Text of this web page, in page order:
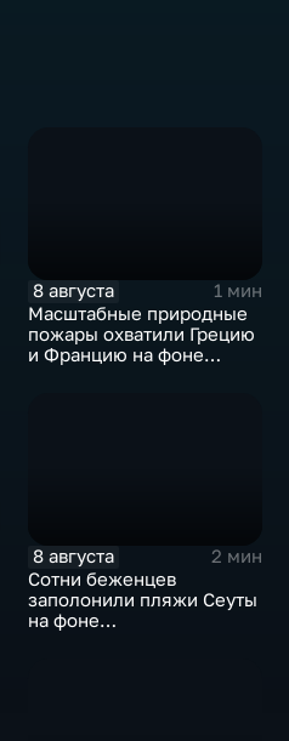
8 августа
1 мин
Масштабные природные
пожары охватили Грецию
и Францию на фоне
8 августа
2 мин
Сотни беженцев
заполонили пляжи Сеуты
на фоне